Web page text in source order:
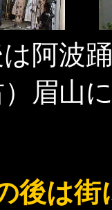
は阿波
眉山
後は